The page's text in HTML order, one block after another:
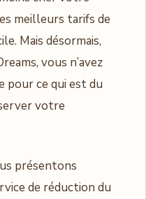
meilleurs tarifs de
Mais désormais,
vous n’avez
pour ce qui est du
votre
présentons
de réduction du